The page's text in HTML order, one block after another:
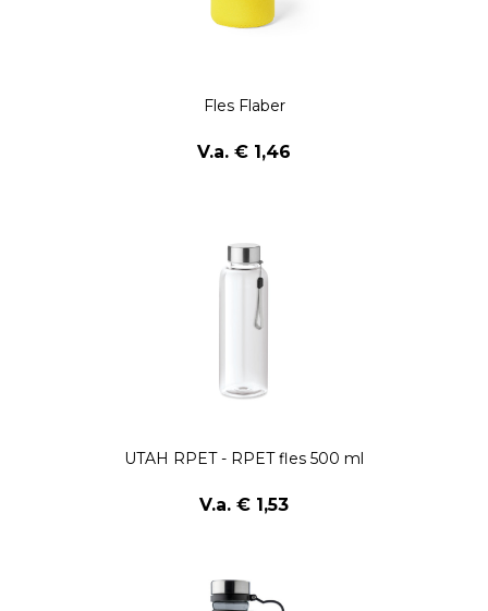
Fles Flaber
V.a. € 1,46
UTAH RPET - RPET fles 500 ml
V.a. € 1,53